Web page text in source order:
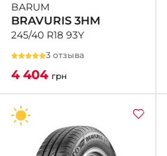
BARUM
BRAVURIS 3HM
245/40 R18 93Y
3 отзыва
4 404 грн